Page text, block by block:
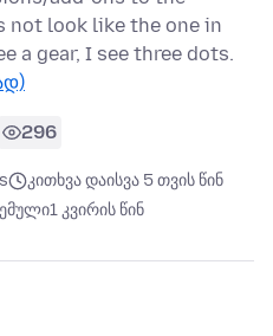
not look like the one in
a gear, I see three dots.
296
კითხვა დაისვა 5 თვის წინ
1 კვირის წინ